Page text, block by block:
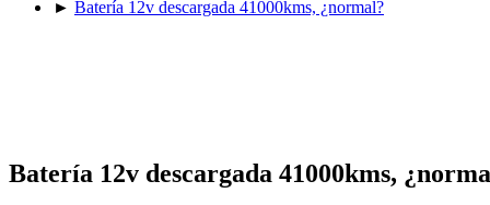
► Batería 12v descargada 41000kms, ¿normal?
Batería 12v descargada 41000kms,